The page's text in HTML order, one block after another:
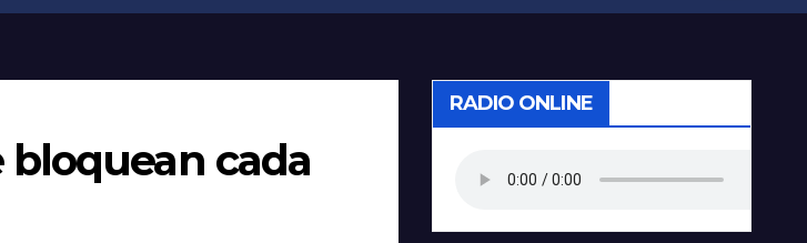
bloquean cada
RADIO ONLINE